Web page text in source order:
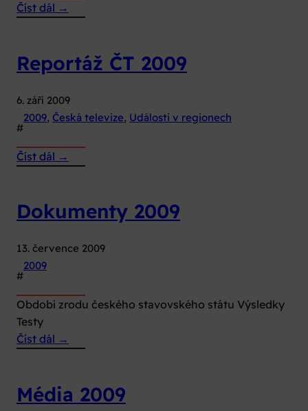
Číst dál →
Reportáž ČT 2009
6. září 2009
#
2009, Česká televize, Události v regionech
Číst dál →
2009
Dokumenty 2009
13. července 2009
#
2009
Období zrodu českého stavovského státu Výsledky
Testy
Číst dál →
Média 2009